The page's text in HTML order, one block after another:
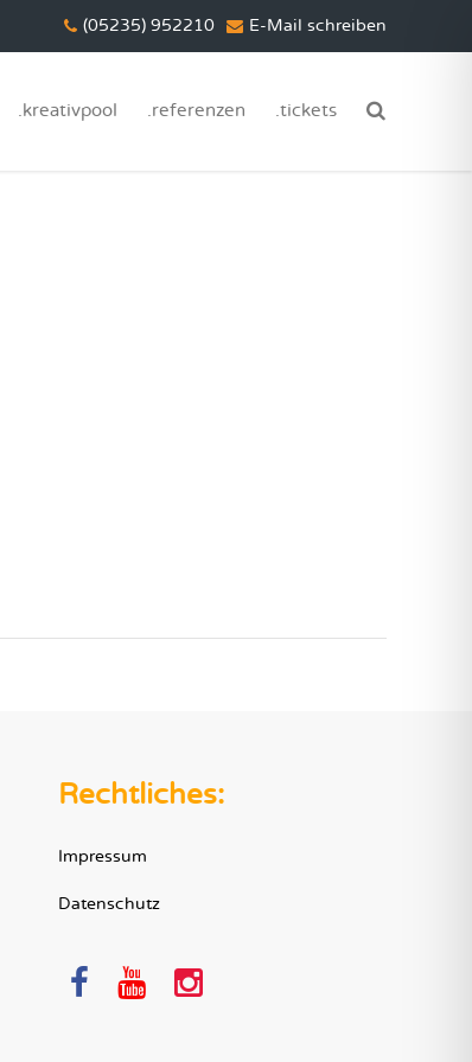
(05235) 952210 E-Mail schreiben
.kreativpool .referenzen .tickets
Rechtliches:
Impressum
Datenschutz